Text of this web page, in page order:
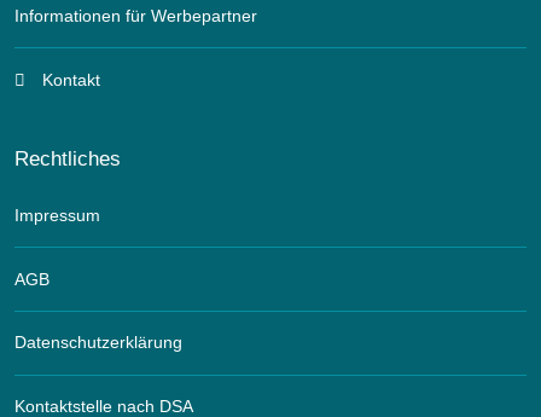
Informationen für Werbepartner
Kontakt
Rechtliches
Impressum
AGB
Datenschutzerklärung
Kontaktstelle nach DSA